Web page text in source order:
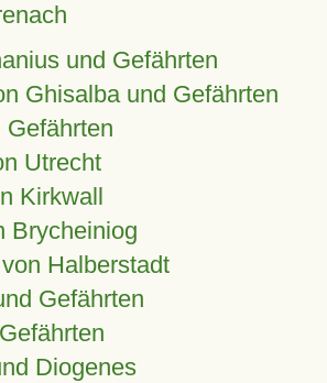
und Gefährten
Ghisalba und Gefährten
Gefährten
Utrecht
Kirkwall
Brycheiniog
Halberstadt
Gefährten
Diogenes